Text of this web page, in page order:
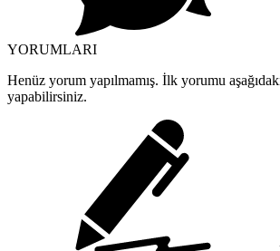
YORUMLARI
Henüz yorum yapılmamış. İlk yorumu
yapabilirsiniz.